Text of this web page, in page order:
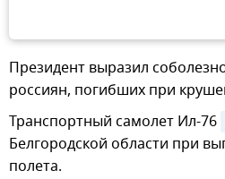
Президент выразил
россиян, погибших при
Транспортный самолет Ил-76
Белгородской области при
полета.